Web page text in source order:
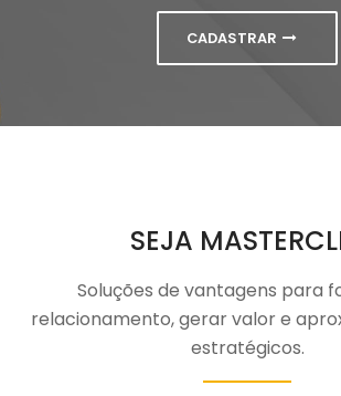
CADASTRAR
SEJA
Soluções de vantagens para
relacionamento, gerar valor e
estratégicos.